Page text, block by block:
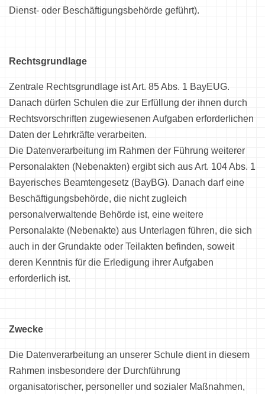
Dienst- oder Beschäftigungsbehörde geführt).
Rechtsgrundlage
Zentrale Rechtsgrundlage ist Art. 85 Abs. 1 BayEUG.
Danach dürfen Schulen die zur Erfüllung der ihnen durch
Rechtsvorschriften zugewiesenen Aufgaben erforderlichen
Daten der Lehrkräfte verarbeiten.
Die Datenverarbeitung im Rahmen der Führung weiterer
Personalakten (Nebenakten) ergibt sich aus Art. 104 Abs. 1
Bayerisches Beamtengesetz (BayBG). Danach darf eine
Beschäftigungsbehörde, die nicht zugleich
personalverwaltende Behörde ist, eine weitere
Personalakte (Nebenakte) aus Unterlagen führen, die sich
auch in der Grundakte oder Teilakten befinden, soweit
deren Kenntnis für die Erledigung ihrer Aufgaben
erforderlich ist.
Zwecke
Die Datenverarbeitung an unserer Schule dient in diesem
Rahmen insbesondere der Durchführung
organisatorischer, personeller und sozialer Maßnahmen,